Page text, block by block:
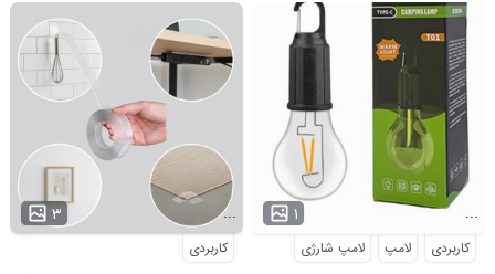
۳ ...
کاربردی
۱ ...
کاربردی لامپ لامپ شارژی